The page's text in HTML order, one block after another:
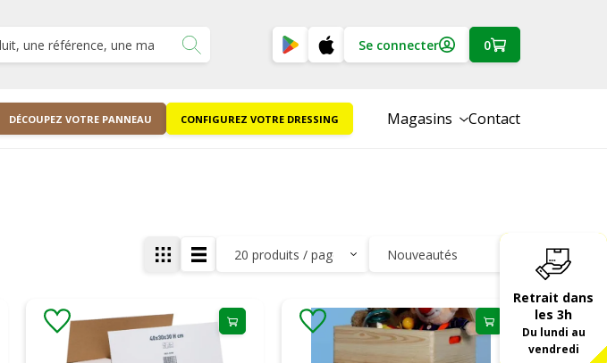
Se connecter 0
DÉCOUPEZ VOTRE PANNEAU CONFIGUREZ VOTRE DRESSING Magasins Contact
Retrait dans
les 3h
Du lundi au
vendredi